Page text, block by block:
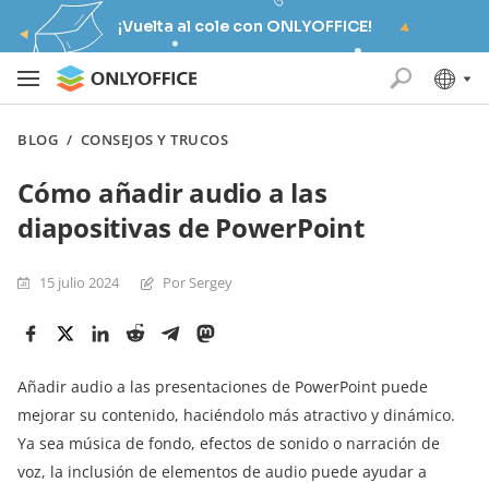
¡Vuelta al cole con ONLYOFFICE!
BLOG / CONSEJOS Y TRUCOS
Cómo añadir audio a las
diapositivas de PowerPoint
15 julio 2024 Por Sergey
Añadir audio a las presentaciones de PowerPoint puede
mejorar su contenido, haciéndolo más atractivo y dinámico.
Ya sea música de fondo, efectos de sonido o narración de
voz, la inclusión de elementos de audio puede ayudar a